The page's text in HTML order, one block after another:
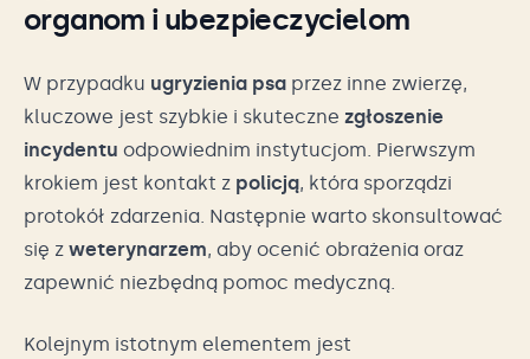
organom i ubezpieczycielom
W przypadku ugryzienia psa przez inne zwierzę,
kluczowe jest szybkie i skuteczne zgłoszenie
incydentu odpowiednim instytucjom. Pierwszym
krokiem jest kontakt z policją, która sporządzi
protokół zdarzenia. Następnie warto skonsultować
się z weterynarzem, aby ocenić obrażenia oraz
zapewnić niezbędną pomoc medyczną.
Kolejnym istotnym elementem jest